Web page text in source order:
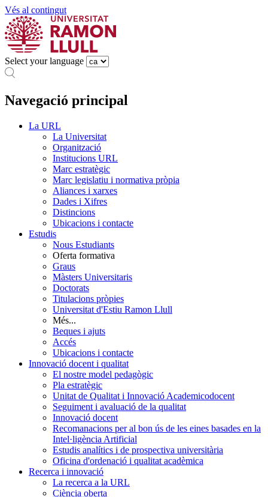
Vés al contingut
Select your language
Navegació principal
La URL
La Universitat
Organització
Institucions URL
Marc estratègic
Marc legislatiu i normativa pròpia
Aliances i xarxes
Dades i Xifres
Distincions
Ubicacions i contacte
Estudis
Nous Estudiants
Oferta formativa
Graus
Màsters Universitaris
Doctorats
Titulacions pròpies
Universitat d'Estiu Ramon Llull
Més...
Beques i ajuts
Accés
Ubicacions i contacte
Innovació docent i qualitat
El nostre model pedagògic
Pla estratègic
Unitat de Qualitat i Innovació Academicodocent
Seguiment i avaluació de la qualitat
Innovació docent
Recomanacions per al bon ús de les eines basades en la
Intel·ligència Artificial
Estudis analítics i de prospectiva universitària
Oficina d'ordenació i qualitat acadèmica
Recerca i innovació
La recerca a la URL
Ciència oberta